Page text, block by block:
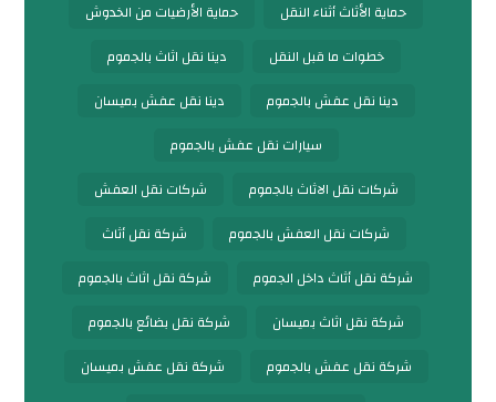
حماية الأثاث أثناء النقل
حماية الأرضيات من الخدوش
خطوات ما قبل النقل
دينا نقل اثاث بالجموم
دينا نقل عفش بالجموم
دينا نقل عفش بميسان
سيارات نقل عفش بالجموم
شركات نقل الاثاث بالجموم
شركات نقل العفش
شركات نقل العفش بالجموم
شركة نقل أثاث
شركة نقل أثاث داخل الجموم
شركة نقل اثاث بالجموم
شركة نقل اثاث بميسان
شركة نقل بضائع بالجموم
شركة نقل عفش بالجموم
شركة نقل عفش بميسان